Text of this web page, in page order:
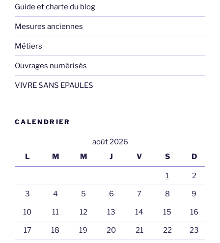
Guide et charte du blog
Mesures anciennes
Métiers
Ouvrages numérisés
VIVRE SANS EPAULES
CALENDRIER
août 2026
L
M M J V S D
1 2
3 4 5 6 7 8 9
10 11 12 13 14 15 16
17 18 19 20 21 22 23